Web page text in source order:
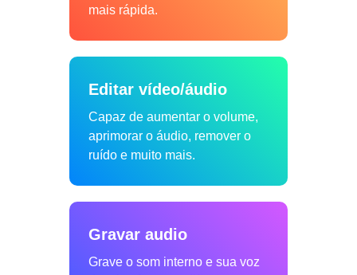
mais rápida.
Editar vídeo/áudio
Capaz de aumentar o volume,
aprimorar o áudio, remover o
ruído e muito mais.
Gravar audio
Grave o som interno e sua voz